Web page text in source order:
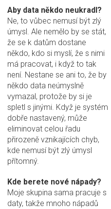
Aby data někdo neukradl?
Ne, to vůbec nemusí být zlý
úmysl. Ale nemělo by se stát,
že se k datům dostane
někdo, kdo si myslí, že s nimi
má pracovat, i když to tak
není. Nestane se ani to, že by
někdo data neúmyslně
vymazal, protože by si je
spletl s jinými. Když je systém
dobře nastavený, může
eliminovat celou řadu
přirozeně vznikajících chyb,
kde nemusí být zlý úmysl
přítomný.
Kde berete nové nápady?
Moje skupina sama pracuje s
daty, takže mnoho nápadů